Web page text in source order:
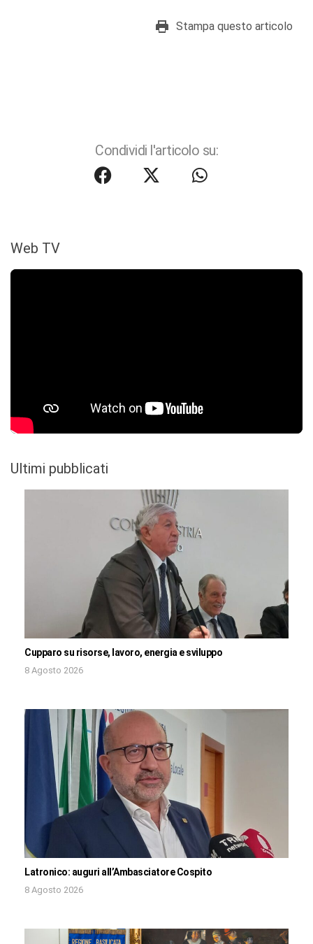
Stampa questo articolo
Condividi l'articolo su:
Web TV
Ultimi pubblicati
Cupparo su risorse, lavoro, energia e sviluppo
8 Agosto 2026
Latronico: auguri all’Ambasciatore Cospito
8 Agosto 2026